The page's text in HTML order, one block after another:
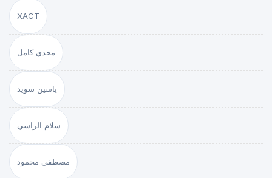
XACT
مجدي كامل
ياسين سويد
سلام الراسي
مصطفى محمود